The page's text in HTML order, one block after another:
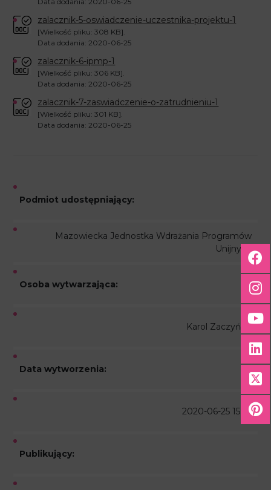
zalacznik-5-oswiadczenie-uczestnika-projektu-1
[Wielkość pliku: 308 KB].
Data dodania: 2020-06-25
zalacznik-6-ipmp-1
[Wielkość pliku: 306 KB].
Data dodania: 2020-06-25
zalacznik-7-zaswiadczenie-o-zatrudnieniu-1
[Wielkość pliku: 301 KB].
Data dodania: 2020-06-25
Podmiot udostępniający:
Mazowiecka Jednostka Wdrażania Programów
Unijnych
Osoba wytwarzająca:
Karol Zaczyński
Data wytworzenia:
2020-06-25 15:23
Publikujący: